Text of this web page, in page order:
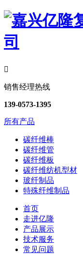

销售经理热线
139-0573-1395
所有产品
碳纤维棒
碳纤维管
碳纤维板
碳纤维纺机型材
玻纤制品
特殊纤维制品
首页
走进亿隆
产品展示
技术服务
常见问题